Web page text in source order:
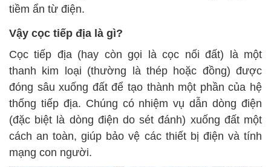
tiềm ẩn từ điện.
Vậy cọc tiếp địa là gì?
Cọc tiếp địa (hay còn gọi là cọc nối đất) là một
thanh kim loại (thường là thép hoặc đồng) được
đóng sâu xuống đất để tạo thành một phần của hệ
thống tiếp địa. Chúng có nhiệm vụ dẫn dòng điện
(đặc biệt là dòng điện do sét đánh) xuống đất một
cách an toàn, giúp bảo vệ các thiết bị điện và tính
mạng con người.